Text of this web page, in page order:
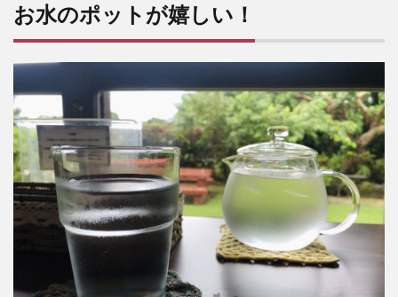
お水のポットが嬉しい！